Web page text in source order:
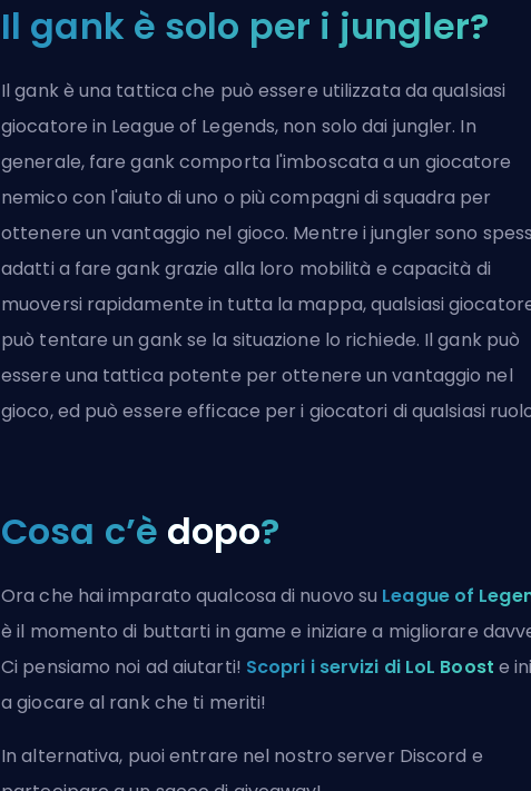
Il gank è solo per i jungler?
Il gank è una tattica che può essere utilizzata da qualsiasi
giocatore in League of Legends, non solo dai jungler. In
generale, fare gank comporta l'imboscata a un giocatore
nemico con l'aiuto di uno o più compagni di squadra per
ottenere un vantaggio nel gioco. Mentre i jungler sono
adatti a fare gank grazie alla loro mobilità e capacità di
muoversi rapidamente in tutta la mappa, qualsiasi
può tentare un gank se la situazione lo richiede. Il gank può
essere una tattica potente per ottenere un vantaggio nel
gioco, ed può essere efficace per i giocatori di qualsiasi
Cosa c’è dopo?
Ora che hai imparato qualcosa di nuovo su League of
è il momento di buttarti in game e iniziare a migliorare
Ci pensiamo noi ad aiutarti! Scopri i servizi di LoL Boost e
a giocare al rank che ti meriti!
In alternativa, puoientrare nel nostro server Discord e